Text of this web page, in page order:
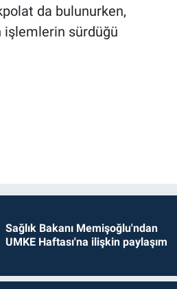
da bulunurken,
sürdüğü
Sağlık Bakanı Memişoğlu'ndan
UMKE Haftası'na ilişkin paylaşım